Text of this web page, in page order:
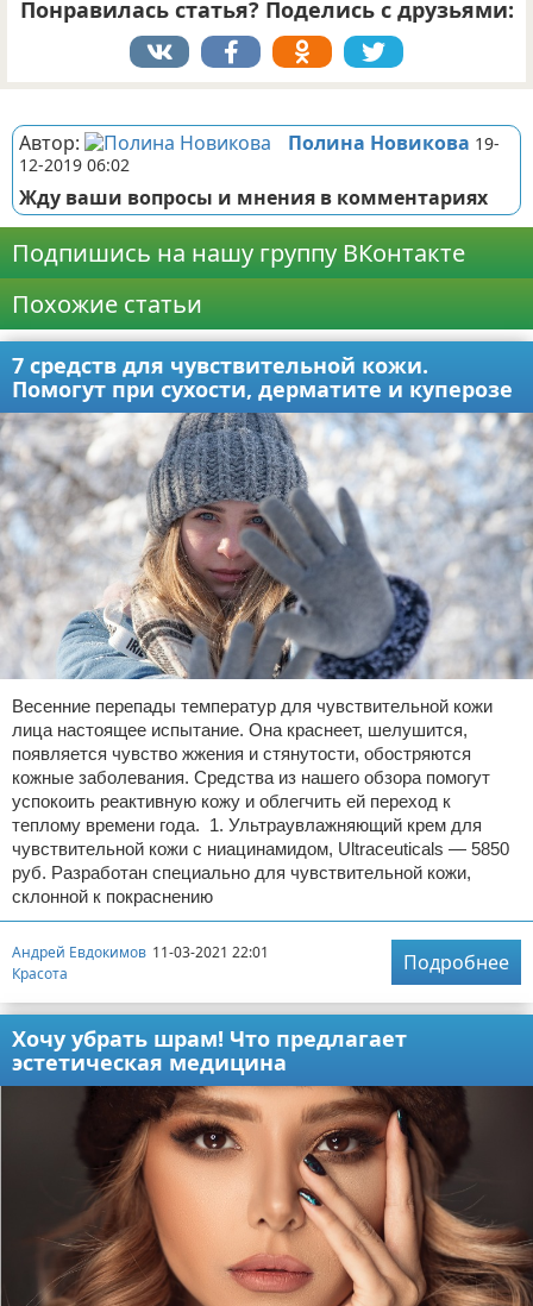
Понравилась статья? Поделись с друзьями:
Автор: Полина Новикова 19-
12-2019 06:02
Жду ваши вопросы и мнения в комментариях
Подпишись на нашу группу ВКонтакте
Похожие статьи
7 средств для чувствительной кожи.
Помогут при сухости, дерматите и куперозе
Весенние перепады температур для чувствительной кожи
лица настоящее испытание. Она краснеет, шелушится,
появляется чувство жжения и стянутости, обостряются
кожные заболевания. Средства из нашего обзора помогут
успокоить реактивную кожу и облегчить ей переход к
теплому времени года. 1. Ультраувлажняющий крем для
чувствительной кожи с ниацинамидом, Ultraсeuticals — 5850
руб. Разработан специально для чувствительной кожи,
склонной к покраснению
Андрей Евдокимов 11-03-2021 22:01
Красота
Подробнее
Хочу убрать шрам! Что предлагает
эстетическая медицина